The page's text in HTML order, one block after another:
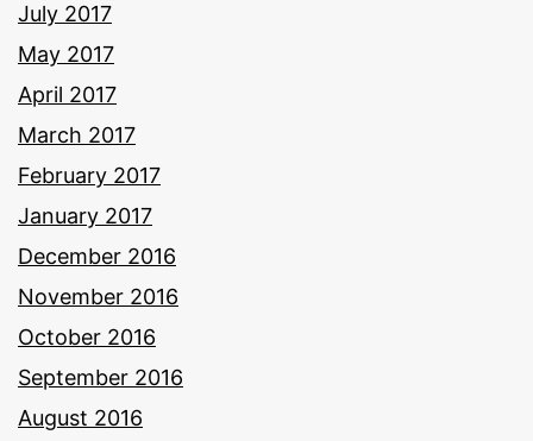
July 2017
May 2017
April 2017
March 2017
February 2017
January 2017
December 2016
November 2016
October 2016
September 2016
August 2016